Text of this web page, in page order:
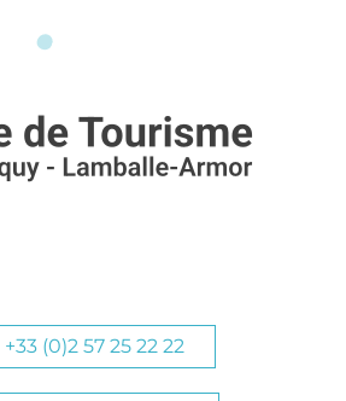
+33 (0)2 57 25 22 22